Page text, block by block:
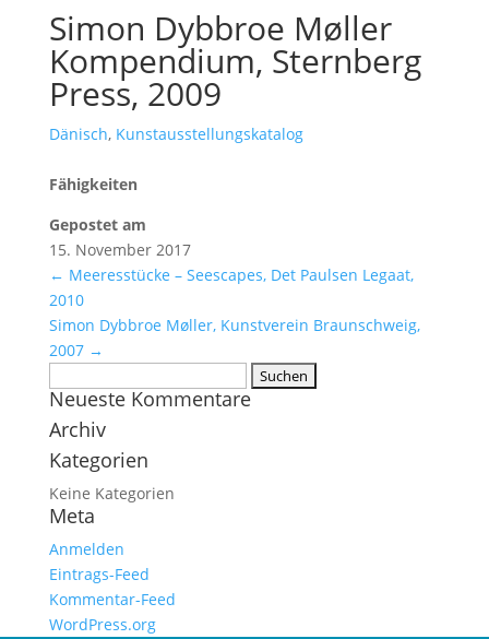
Simon Dybbroe Møller
Kompendium, Sternberg
Press, 2009
Dänisch, Kunstausstellungskatalog
Fähigkeiten
Gepostet am
15. November 2017
← Meeresstücke – Seescapes, Det Paulsen Legaat,
2010
Simon Dybbroe Møller, Kunstverein Braunschweig,
2007 →
nach:
Neueste Kommentare
Archiv
Kategorien
Keine Kategorien
Meta
Anmelden
Eintrags-Feed
Kommentar-Feed
WordPress.org